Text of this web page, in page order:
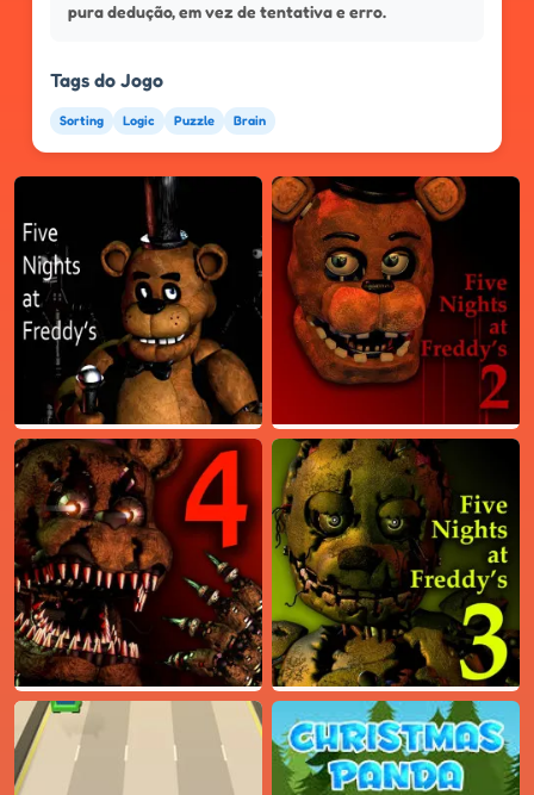
pura dedução, em vez de tentativa e erro.
Tags do Jogo
Sorting Logic Puzzle Brain